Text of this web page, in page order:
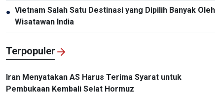
● Vietnam Salah Satu Destinasi yang Dipilih Banyak Oleh
Wisatawan India
Terpopuler
Iran Menyatakan AS Harus Terima Syarat untuk
Pembukaan Kembali Selat Hormuz